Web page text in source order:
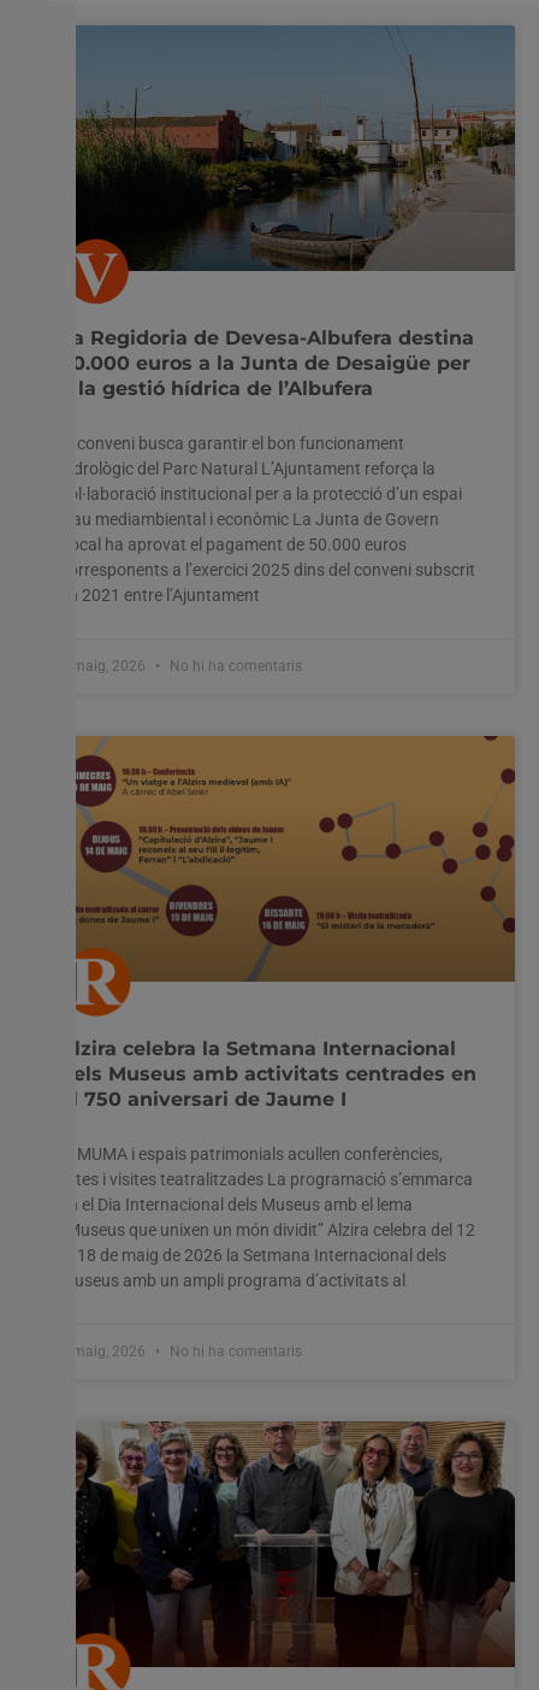
La Regidoria de Devesa-Albufera destina
50.000 euros a la Junta de Desaigüe per
a la gestió hídrica de l’Albufera
El conveni busca garantir el bon funcionament
hidrològic del Parc Natural L’Ajuntament reforça la
col·laboració institucional per a la protecció d’un espai
clau mediambiental i econòmic La Junta de Govern
Local ha aprovat el pagament de 50.000 euros
corresponents a l’exercici 2025 dins del conveni subscrit
en 2021 entre l’Ajuntament
8 maig, 2026 No hi ha comentaris
Alzira celebra la Setmana Internacional
dels Museus amb activitats centrades en
el 750 aniversari de Jaume I
El MUMA i espais patrimonials acullen conferències,
rutes i visites teatralitzades La programació s’emmarca
en el Dia Internacional dels Museus amb el lema
“Museus que unixen un món dividit” Alzira celebra del 12
al 18 de maig de 2026 la Setmana Internacional dels
Museus amb un ampli programa d’activitats al
8 maig, 2026 No hi ha comentaris